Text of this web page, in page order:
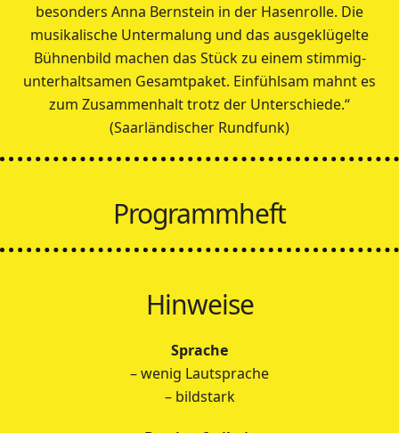
besonders Anna Bernstein in der Hasenrolle. Die
musikalische Untermalung und das ausgeklügelte
Bühnenbild machen das Stück zu einem stimmig-
unterhaltsamen Gesamtpaket. Einfühlsam mahnt es
zum Zusammenhalt trotz der Unterschiede.“
(Saarländischer Rundfunk)
Programmheft
Hinweise
Sprache
– wenig Lautsprache
– bildstark